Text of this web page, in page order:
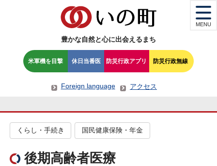
豊かな自然と心に出会えるまち
米軍機を目撃 休日当番医 防災行政アプリ 防災行政無線
Foreign language アクセス
MENU
くらし・手続き 国民健康保険・年金
後期高齢者医療